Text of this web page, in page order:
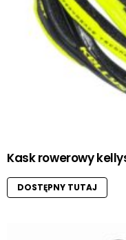
Kask rowerowy
DOSTĘPNY TUTAJ